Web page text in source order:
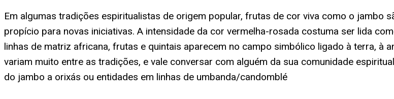
Em algumas tradições espiritualistas de origem popular, frutas de cor viva como o jambo
propício para novas iniciativas. A intensidade da cor vermelha-rosada costuma ser lida
linhas de matriz africana, frutas e quintais aparecem no campo simbólico ligado à terra,
variam muito entre as tradições, e vale conversar com alguém da sua comunidade
do jambo a orixás ou entidades em linhas de umbanda/candomblé